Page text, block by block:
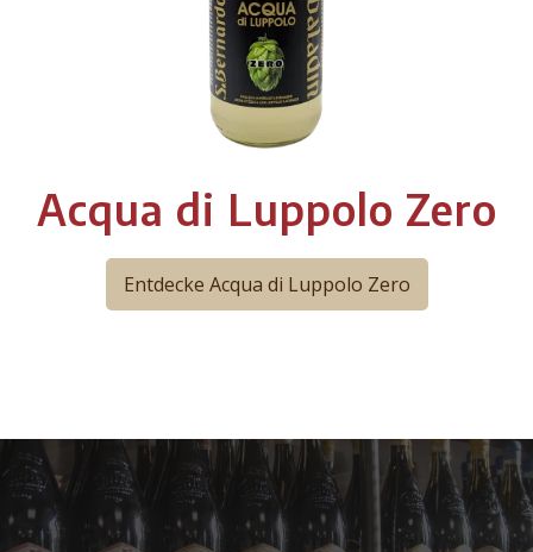
Acqua di Luppolo Zero
Entdecke Acqua di Luppolo Zero